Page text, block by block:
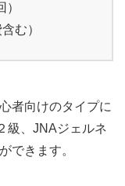
む）
者向けのタイプに
級、JNAジェルネ
できます。